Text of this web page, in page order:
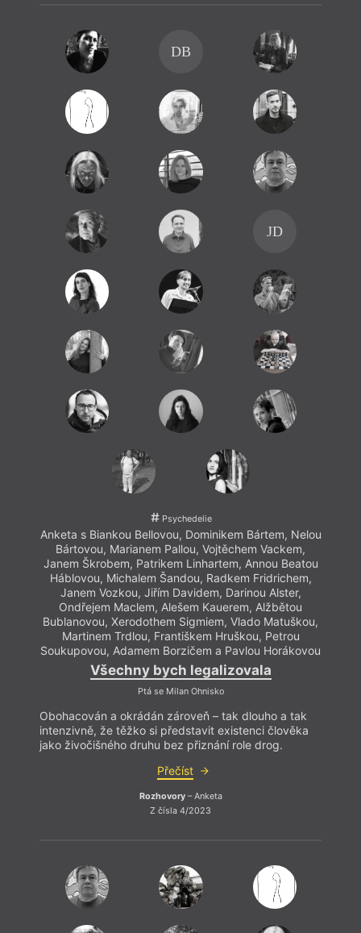
DB
JD
Psychedelie
Anketa s Biankou Bellovou, Dominikem Bártem, Nelou
Bártovou, Marianem Pallou, Vojtěchem Vackem,
Janem Škrobem, Patrikem Linhartem, Annou Beatou
Háblovou, Michalem Šandou, Radkem Fridrichem,
Janem Vozkou, Jiřím Davidem, Darinou Alster,
Ondřejem Maclem, Alešem Kauerem, Alžbětou
Bublanovou, Xerodothem Sigmiem, Vlado Matuškou,
Martinem Trdlou, Františkem Hruškou, Petrou
Soukupovou, Adamem Borzičem a Pavlou Horákovou
Všechny bych legalizovala
Ptá se Milan Ohnisko
Obohacován a okrádán zároveň – tak dlouho a tak
intenzivně, že těžko si představit existenci člověka
jako živočišného druhu bez přiznání role drog.
Přečíst
Rozhovory– Anketa
Z čísla 4/2023